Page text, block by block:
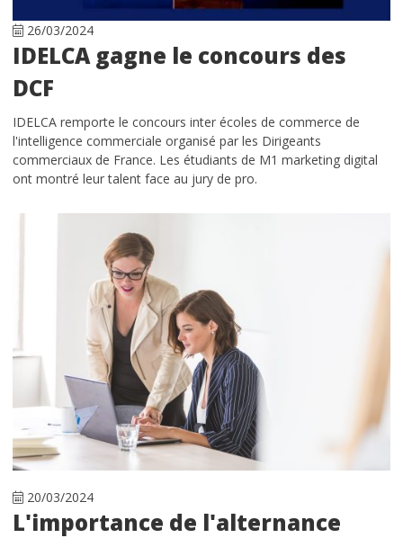
26/03/2024
IDELCA gagne le concours des
DCF
IDELCA remporte le concours inter écoles de commerce de
l'intelligence commerciale organisé par les Dirigeants
commerciaux de France. Les étudiants de M1 marketing digital
ont montré leur talent face au jury de pro.
20/03/2024
L'importance de l'alternance